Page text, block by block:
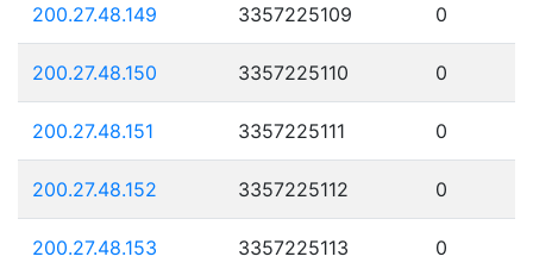
200.27.48.149 3357225109 0
200.27.48.150 3357225110 0
200.27.48.151 3357225111 0
200.27.48.152 3357225112 0
200.27.48.153 3357225113 0